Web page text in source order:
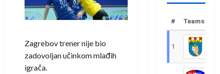
Zagrebov trener nije bio
zadovoljan učinkom mlađih
igrača.
# Teams
1